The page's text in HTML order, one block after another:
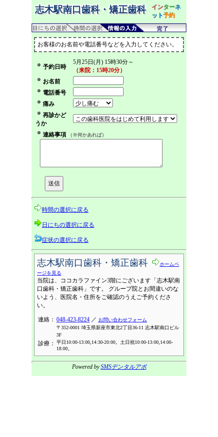
志木駅南口歯科・矯正歯科 インターネ
ット予約
お客様のお名前や電話番号などを入力してください。
予約日時
5月25日(月) 15時30分～
（来院：15時20分）
お名前
電話番号
痛み
再診かど
うか
連絡事項
（※何かあれば）
時間の選択に戻る
日にちの選択に戻る
症状の選択に戻る
志木駅南口歯科・矯正歯科
ホームペ
ージを見る
当院は、ココカラファイン3階にございます「志木駅南
口歯科・矯正歯科」です。 グループ院とお間違いのな
いよう、医院名・住所をご確認のうえご予約くださ
い。
連絡： 048-423-8224 ／ お問い合わせフォーム
〒352-0001 埼玉県新座市東北2丁目36-11 志木駅南口ビル
3F
診療：
平日10:00-13:00,14:30-20:00。土日祝10:00-13:00,14:00-
18:00。
Powered bySMSデンタルアポ